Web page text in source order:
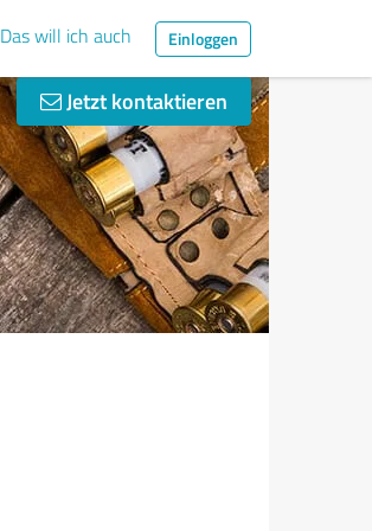
Das will ich auch Einloggen
Jetzt kontaktieren